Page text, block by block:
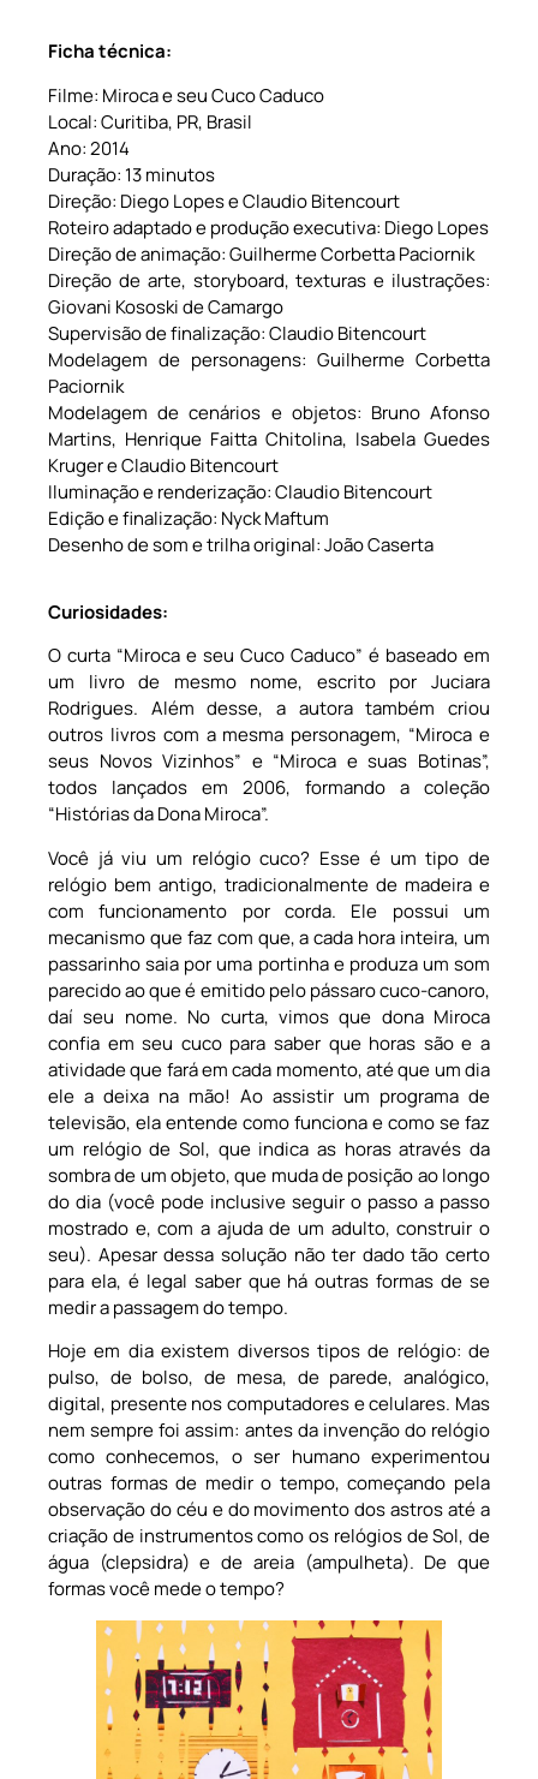
Ficha técnica:
Filme: Miroca e seu Cuco Caduco
Local: Curitiba, PR, Brasil
Ano: 2014
Duração: 13 minutos
Direção: Diego Lopes e Claudio Bitencourt
Roteiro adaptado e produção executiva: Diego Lopes
Direção de animação: Guilherme Corbetta Paciornik
Direção de arte, storyboard, texturas e ilustrações:
Giovani Kososki de Camargo
Supervisão de finalização: Claudio Bitencourt
Modelagem de personagens: Guilherme Corbetta
Paciornik
Modelagem de cenários e objetos: Bruno Afonso
Martins, Henrique Faitta Chitolina, Isabela Guedes
Kruger e Claudio Bitencourt
Iluminação e renderização: Claudio Bitencourt
Edição e finalização: Nyck Maftum
Desenho de som e trilha original: João Caserta
Curiosidades:
O curta “Miroca e seu Cuco Caduco” é baseado em
um livro de mesmo nome, escrito por Juciara
Rodrigues. Além desse, a autora também criou
outros livros com a mesma personagem, “Miroca e
seus Novos Vizinhos” e “Miroca e suas Botinas”,
todos lançados em 2006, formando a coleção
“Histórias da Dona Miroca”.
Você já viu um relógio cuco? Esse é um tipo de
relógio bem antigo, tradicionalmente de madeira e
com funcionamento por corda. Ele possui um
mecanismo que faz com que, a cada hora inteira, um
passarinho saia por uma portinha e produza um som
parecido ao que é emitido pelo pássaro cuco-canoro,
daí seu nome. No curta, vimos que dona Miroca
confia em seu cuco para saber que horas são e a
atividade que fará em cada momento, até que um dia
ele a deixa na mão! Ao assistir um programa de
televisão, ela entende como funciona e como se faz
um relógio de Sol, que indica as horas através da
sombra de um objeto, que muda de posição ao longo
do dia (você pode inclusive seguir o passo a passo
mostrado e, com a ajuda de um adulto, construir o
seu). Apesar dessa solução não ter dado tão certo
para ela, é legal saber que há outras formas de se
medir a passagem do tempo.
Hoje em dia existem diversos tipos de relógio: de
pulso, de bolso, de mesa, de parede, analógico,
digital, presente nos computadores e celulares. Mas
nem sempre foi assim: antes da invenção do relógio
como conhecemos, o ser humano experimentou
outras formas de medir o tempo, começando pela
observação do céu e do movimento dos astros até a
criação de instrumentos como os relógios de Sol, de
água (clepsidra) e de areia (ampulheta). De que
formas você mede o tempo?